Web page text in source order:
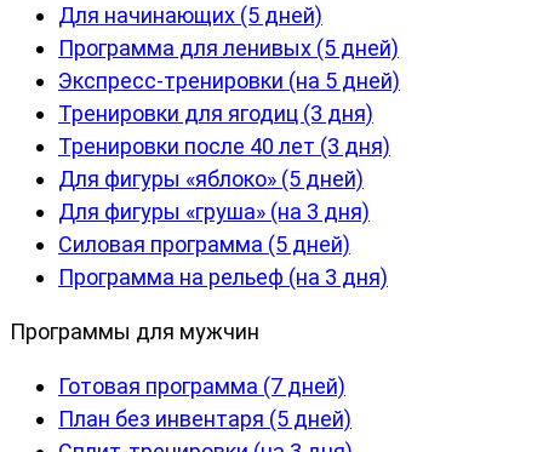
Для начинающих (5 дней)
Программа для ленивых (5 дней)
Экспресс-тренировки (на 5 дней)
Тренировки для ягодиц (3 дня)
Тренировки после 40 лет (3 дня)
Для фигуры «яблоко» (5 дней)
Для фигуры «груша» (на 3 дня)
Силовая программа (5 дней)
Программа на рельеф (на 3 дня)
Программы для мужчин
Готовая программа (7 дней)
План без инвентаря (5 дней)